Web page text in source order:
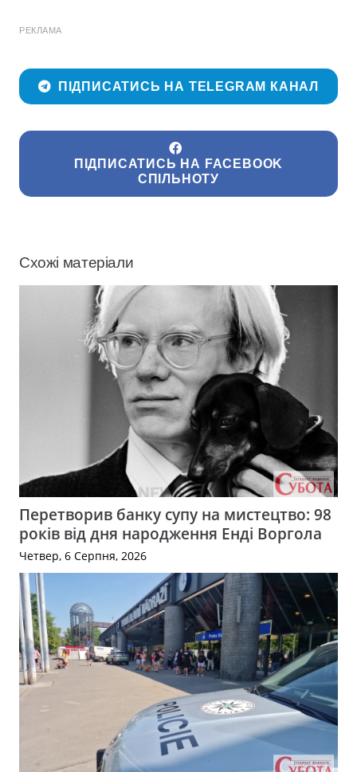
РЕКЛАМА
ПІДПИСАТИСЬ НА TELEGRAM КАНАЛ
ПІДПИСАТИСЬ НА FACEBOOK
СПІЛЬНОТУ
Схожі матеріали
Перетворив банку супу на мистецтво: 98
років від дня народження Енді Воргола
Четвер, 6 Серпня, 2026